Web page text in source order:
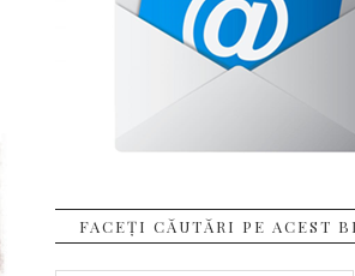
FACEȚI CĂUTĂRI PE ACEST